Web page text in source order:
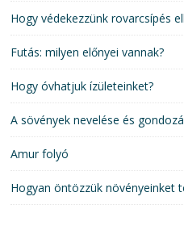
Hogy védekezzünk rovarcsípés
Futás: milyen előnyei vannak?
Hogy óvhatjuk ízületeinket?
A sövények nevelése és
Amur folyó
Hogyan öntözzük növényeinket